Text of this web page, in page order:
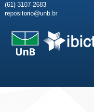
(61) 3107-2683
repositorio@unb.br